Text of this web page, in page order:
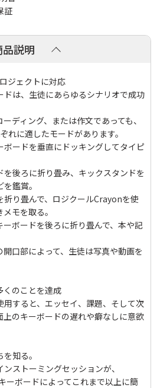
証
品説明
ジェクトに対応
ドは、生徒にあらゆるシナリオで成功
ディング、または作文であっても、
に適したモードがあります。
ボードを垂直にドッキングしてタイピ
を後ろに折り畳み、キックスタンドを
鑑賞。
折り畳んで、ロジクールCrayonを使
モを取る。
ーボードを後ろに折り畳んで、本や記
開口部によって、生徒は写真や動画を
くのことを達成
すると、エッセイ、課題、そして次
のキーボードの遅れや癖なしに意欲
知る。
ストーミングセッションが、
ーボードによってこれまで以上に簡